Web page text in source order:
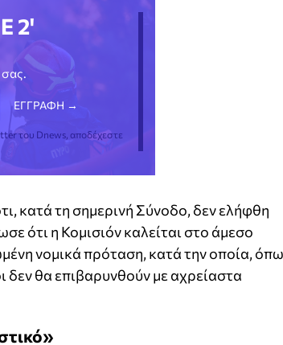
2'
σας.
του Dnews, αποδέχεστε
κατά τη σημερινή Σύνοδο, δεν ελήφθη
ότι η Κομισιόν καλείται στο άμεσο
νομικά πρόταση, κατά την οποία,
δεν θα επιβαρυνθούν με αχρείαστα